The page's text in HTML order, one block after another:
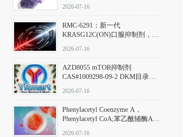
Hydrochloride实验方法步骤SOP
2026-07-16
RMC-6291：新一代
KRASG12C(ON)口服抑制剂，
(Elironrasib)CAS#2641998-63-0
2026-07-16
AZD8055 mTOR抑制剂
CAS#1009298-09-2 DKM目录号
激酶抑制剂的深度剖析
2026-07-16
Phenylacetyl Coenzyme A，
Phenylacetyl CoA;苯乙酰辅酶A
2026-07-16